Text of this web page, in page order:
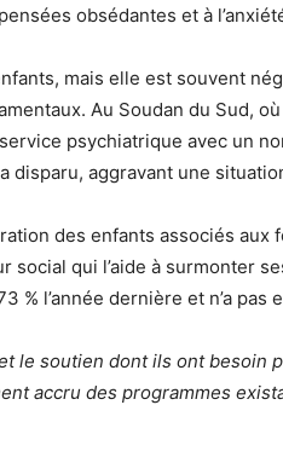
obsédantes et à
mais elle est souvent
Au Soudan du Sud,
psychiatrique avec un
disparu, aggravant une
des enfants associés
qui l’aide à surmonter
l’année dernière et n’a
le soutien dont ils ont
accru des programmes